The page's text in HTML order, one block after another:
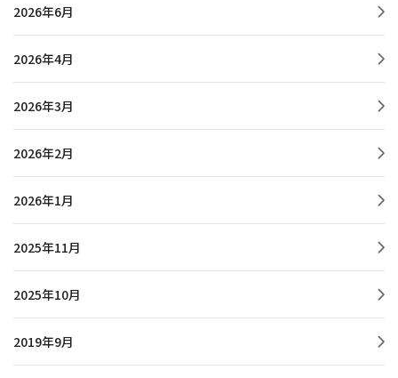
2026年6月
2026年4月
2026年3月
2026年2月
2026年1月
2025年11月
2025年10月
2019年9月